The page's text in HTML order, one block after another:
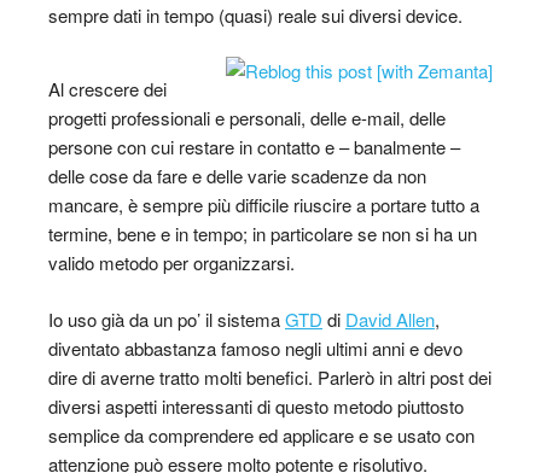
sempre dati in tempo (quasi) reale sui diversi device.
Al crescere dei
progetti professionali e personali, delle e-mail, delle
persone con cui restare in contatto e – banalmente –
delle cose da fare e delle varie scadenze da non
mancare, è sempre più difficile riuscire a portare tutto a
termine, bene e in tempo; in particolare se non si ha un
valido metodo per organizzarsi.
Io uso già da un po’ il sistemaGTD di David Allen,
diventato abbastanza famoso negli ultimi anni e devo
dire di averne tratto molti benefici. Parlerò in altri post dei
diversi aspetti interessanti di questo metodo piuttosto
semplice da comprendere ed applicare e se usato con
attenzione può essere molto potente e risolutivo.